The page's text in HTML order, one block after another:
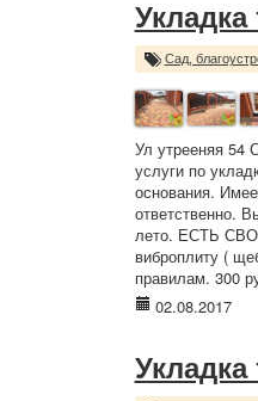
Сад,
Ул утрееняя 54
услуги по
основания.
ответственно.
лето. ЕСТЬ
виброплиту (
правилам. 300
02.08.2017